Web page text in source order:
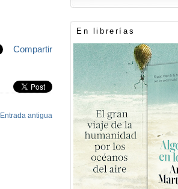
Compartir
Entrada antigua
En librerías